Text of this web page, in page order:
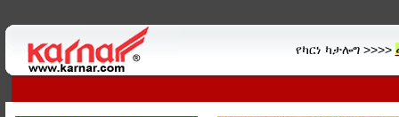
የካርነ ካታሎግ >>>>